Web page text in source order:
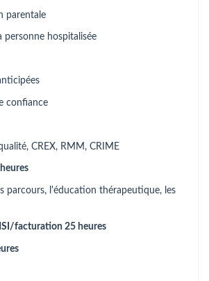
hospitalisée
CREX, RMM, CRIME
l'éducation thérapeutique, les
facturation 25 heures